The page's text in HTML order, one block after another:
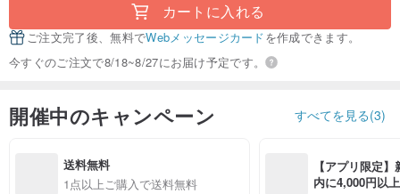
カートに入れる
ご注文完了後、無料でWebメッセージカードを作成できます。
今すぐのご注文で8/18~8/27にお届け予定です。
開催中のキャンペーン すべてを見る(3)
送料無料
1点以上ご購入で送料無料
【アプリ限定
内に4,000円以